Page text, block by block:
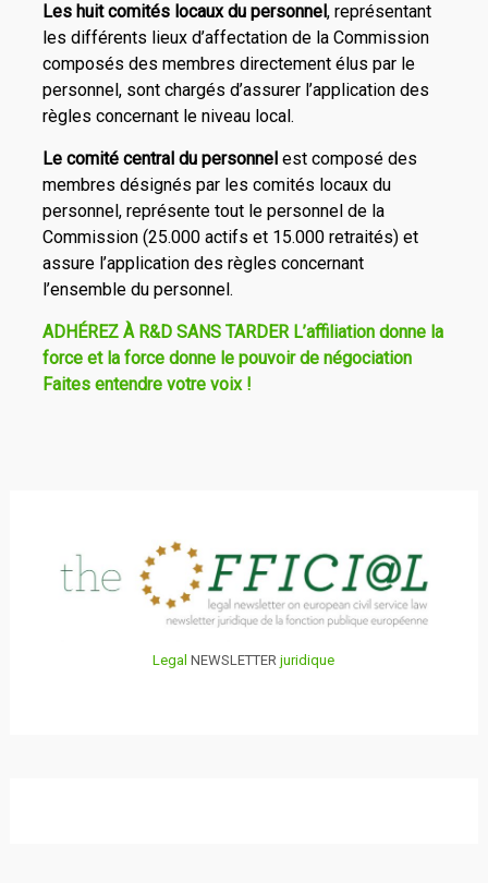
Les huit comités locaux du personnel, représentant
les différents lieux d’affectation de la Commission
composés des membres directement élus par le
personnel, sont chargés d’assurer l’application des
règles concernant le niveau local.
Le comité central du personnel est composé des
membres désignés par les comités locaux du
personnel, représente tout le personnel de la
Commission (25.000 actifs et 15.000 retraités) et
assure l’application des règles concernant
l’ensemble du personnel.
ADHÉREZ À R&D SANS TARDER L’affiliation donne la
force et la force donne le pouvoir de négociation
Faites entendre votre voix !
Legal NEWSLETTERjuridique